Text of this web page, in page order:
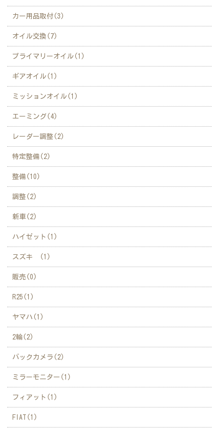
カー用品取付(3)
オイル交換(7)
プライマリーオイル(1)
ギアオイル(1)
ミッションオイル(1)
エーミング(4)
レーダー調整(2)
特定整備(2)
整備(10)
調整(2)
新車(2)
ハイゼット(1)
スズキ (1)
販売(0)
R25(1)
ヤマハ(1)
2輪(2)
バックカメラ(2)
ミラーモニター(1)
フィアット(1)
FIAT(1)